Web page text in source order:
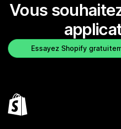
Vous
Essayez Shopify